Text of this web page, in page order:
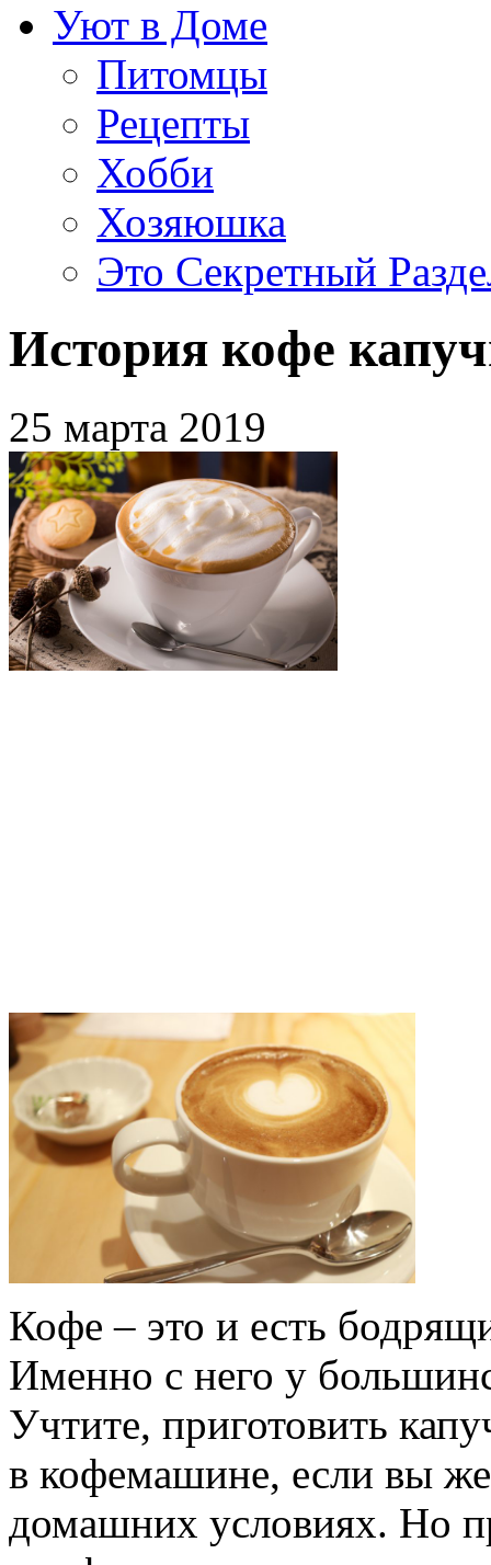
Уют в Доме
Питомцы
Рецепты
Хобби
Хозяюшка
Это Секретный
История кофе
25 марта 2019
Кофе – это и есть
Именно с него у
Учтите, приготовить
в кофемашине, если вы
домашних условиях. Но